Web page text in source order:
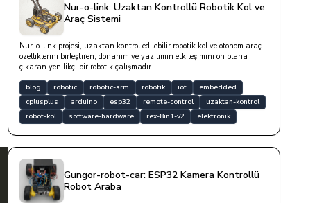
Nur-o-link: Uzaktan Kontrollü Robotik Kol ve
Araç Sistemi
Nur-o-link projesi, uzaktan kontrol edilebilir robotik kol ve otonom araç
özelliklerini birleştiren, donanım ve yazılımın etkileşimini ön plana
çıkaran yenilikçi bir robotik çalışmadır.
blog robotic robotic-arm robotik iot
embedded
cplusplus
arduino esp32 remote-control
uzaktan-kontrol
robot-kol
software-hardware rex-8in1-v2 elektronik
Gungor-robot-car: ESP32 Kamera Kontrollü
Robot Araba